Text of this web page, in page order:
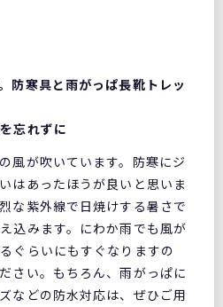
防寒具と雨がっぱ長靴トレッ
忘れずに
風が吹いています。防寒にジ
はあったほうが良いと思いま
な紫外線で日焼けする暑さで
込みます。にわか雨でも風が
ぐらいにもすぐなりますの
さい。もちろん、雨がっぱに
などの防水対応は、ぜひご用